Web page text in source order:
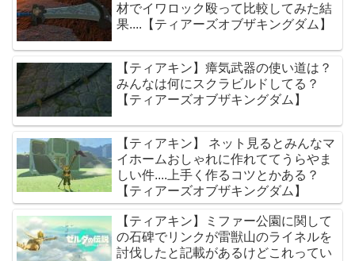
材でイワロック殴って比較してみた結
果....【ティアーズオブザキングダム】
【ティアキン】瘴気武器の使い道は？
みんなは何にスクラビルドしてる？
【ティアーズオブザキングダム】
【ティアキン】 ネット見るとみんなマ
イホームおしゃれに作れててうらやま
しい件....上手く作るコツとかある？
【ティアーズオブザキングダム】
【ティアキン】ミファー公園に関して
の石碑でリンクが雷獣山のライネルを
討伐したと記載があるけどこれってい